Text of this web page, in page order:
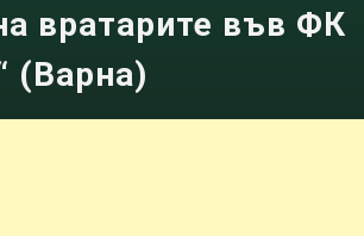
вратарите във ФК
(Варна)